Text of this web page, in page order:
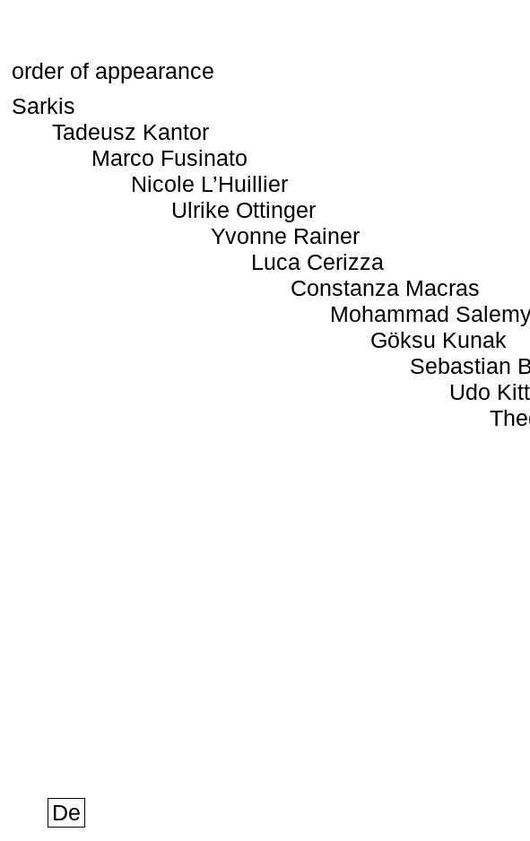
order of appearance
Sarkis
Tadeusz Kantor
Marco Fusinato
Nicole L’Huillier
Ulrike Ottinger
Yvonne Rainer
Luca Cerizza
Constanza Macras
Mohammad
Göksu Kunak
Sebastian
Udo
De